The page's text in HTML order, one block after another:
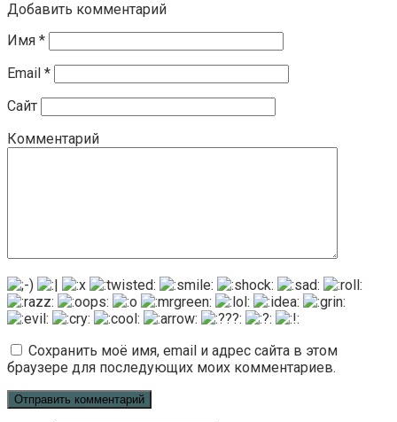
Добавить комментарий
Имя *
Email *
Сайт
Комментарий
Сохранить моё имя, email и адрес сайта в этом
браузере для последующих моих комментариев.